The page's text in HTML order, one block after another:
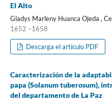
El Alto
Gladys Marleny Huanca Ojeda ,
1652 –1658
Descarga el artículo PDF
Caracterización de la
papa (Solanum tuberosum),
del departamento de La Paz